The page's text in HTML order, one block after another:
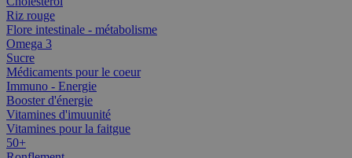
Riz rouge
Flore intestinale - métabolisme
Omega 3
Sucre
Médicaments pour le coeur
Immuno - Energie
Booster d'énergie
Vitamines d'imuunité
Vitamines pour la faitgue
50+